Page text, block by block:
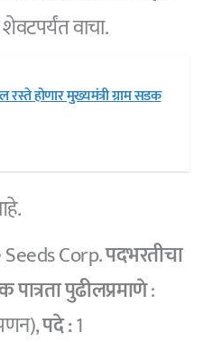
वाचा.
रस्ते होणार मुख्यमंत्री ग्राम सडक
Corp.पदभरतीचा
पुढीलप्रमाणे:
पदे :1